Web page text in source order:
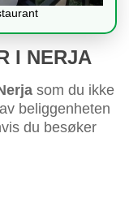
I NERJA
som du ikke
beliggenheten
du besøker